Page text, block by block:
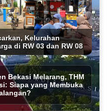
Kelurahan
di RW 03 dan RW 08
Bekasi Melarang, THM
Siapa yang Membuka